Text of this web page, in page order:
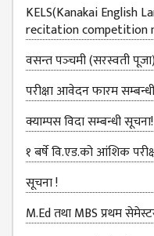
ASSESSMENT
TEAM (SAT)
INTERNAL
QUALITY
ASSURANCE
COMMITTEE
(IQAC)
SCHOLARSHIP
& STUDENTS
ASSISTANCE
COMMITTEE
KELS(Kanakai English
recitation competition
वसन्त पञ्‍चमी (सरस्वती
परीक्षा आवेदन फारम
क्याम्पस विदा सम्बन्धी सूचना!
१ बर्षे वि.एड.को आंशिक
सूचना !
M.Ed तथा MBS प्रथम